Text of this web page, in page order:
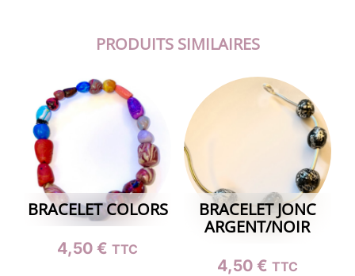
PRODUITS SIMILAIRES
BRACELET COLORS
4,50€ TTC
BRACELET JONC
ARGENT/NOIR
4,50 € TTC